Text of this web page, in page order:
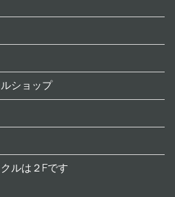
ショップ
ルは２Fです